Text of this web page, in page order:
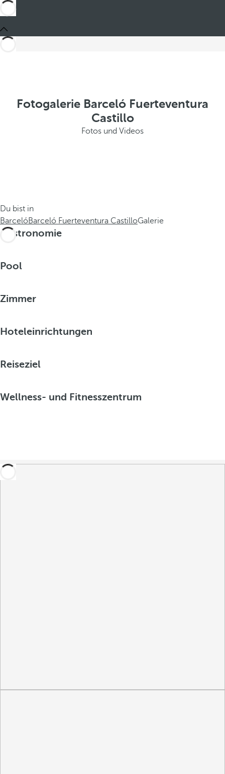
Fotogalerie Barceló Fuerteventura
Castillo
Fotos und Videos
Du bist in
BarcelóBarceló Fuerteventura CastilloGalerie
Gastronomie
Pool
Zimmer
Hoteleinrichtungen
Reiseziel
Wellness- und Fitnesszentrum